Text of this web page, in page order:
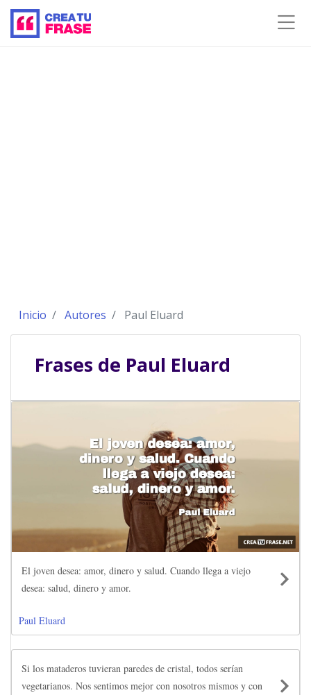
Inicio Autores Paul Eluard
Frases de Paul Eluard
El joven desea: amor, dinero y salud. Cuando llega a viejo
desea: salud, dinero y amor.
Paul Eluard
Si los mataderos tuvieran paredes de cristal, todos serían
vegetarianos. Nos sentimos mejor con nosotros mismos y con